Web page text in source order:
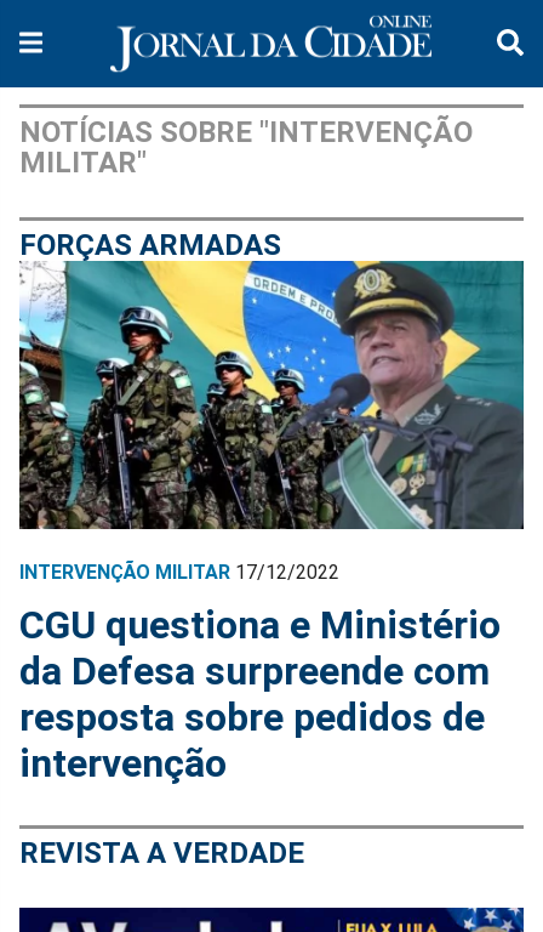
NOTÍCIAS SOBRE "INTERVENÇÃO
MILITAR"
FORÇAS ARMADAS
INTERVENÇÃO MILITAR 17/12/2022
CGU questiona e Ministério
da Defesa surpreende com
resposta sobre pedidos de
intervenção
REVISTA A VERDADE